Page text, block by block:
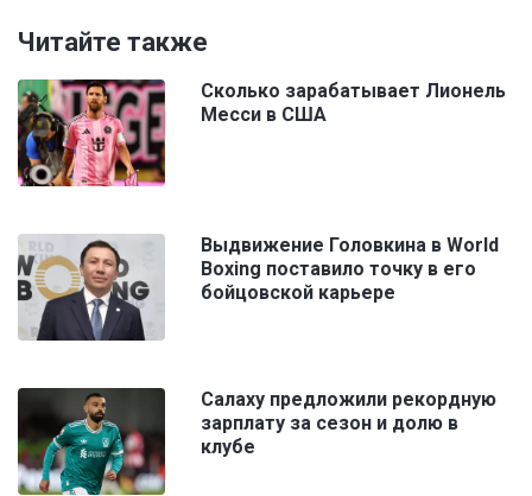
Читайте также
Сколько зарабатывает Лионель
Месси в США
Выдвижение Головкина в World
Boxing поставило точку в его
бойцовской карьере
Салаху предложили рекордную
зарплату за сезон и долю в
клубе